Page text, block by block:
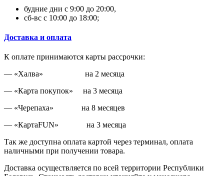
будние дни с 9:00 до 20:00,
сб-вс с 10:00 до 18:00;
Доставка и оплата
К оплате принимаются карты рассрочки:
— «Халва» на 2 месяца
— «Карта покупок» на 3 месяца
— «Черепаха» на 8 месяцев
— «КартаFUN» на 3 месяца
Так же доступна оплата картой через терминал, оплата
наличными при получении товара.
Доставка осуществляется по всей территории Республики